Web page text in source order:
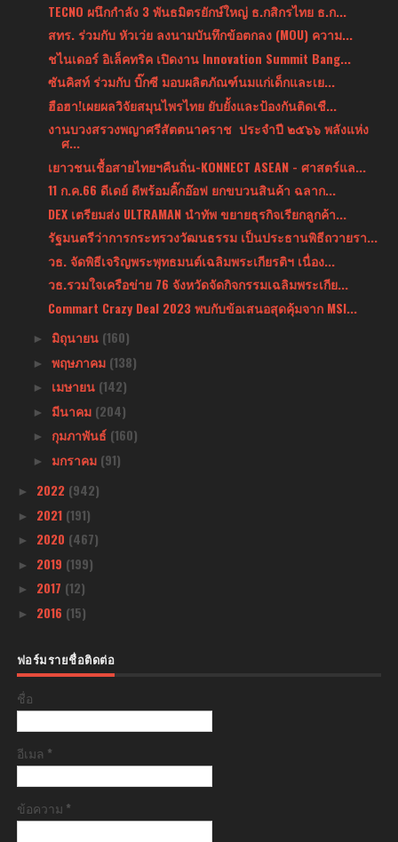
TECNO ผนึกกำลัง 3 พันธมิตรยักษ์ใหญ่ ธ.กสิกรไทย ธ.ก...
สทร. ร่วมกับ หัวเว่ย ลงนามบันทึกข้อตกลง (MOU) ความ...
ชไนเดอร์ อิเล็คทริค เปิดงาน Innovation Summit Bang...
ซันคิสท์ ร่วมกับ บิ๊กซี มอบผลิตภัณฑ์นมแก่เด็กและเย...
ฮือฮา!เผยผลวิจัยสมุนไพรไทย ยับยั้งและป้องกันติดเชื...
งานบวงสรวงพญาศรีสัตตนาคราช ประจำปี ๒๕๖๖ พลังแห่ง
ศ...
เยาวชนเชื้อสายไทยฯคืนถิ่น-KONNECT ASEAN - ศาสตร์แล...
11 ก.ค.66 ดีเดย์ ดีพร้อมคิ๊กอ๊อฟ ยกขบวนสินค้า ฉลาก...
DEX เตรียมส่ง ULTRAMAN นำทัพ ขยายธุรกิจเรียกลูกค้า...
รัฐมนตรีว่าการกระทรวงวัฒนธรรม เป็นประธานพิธีถวายรา...
วธ. จัดพิธีเจริญพระพุทธมนต์เฉลิมพระเกียรติฯ เนื่อง...
วธ.รวมใจเครือข่าย 76 จังหวัดจัดกิจกรรมเฉลิมพระเกีย...
Commart Crazy Deal 2023 พบกับข้อเสนอสุดคุ้มจาก MSI...
► มิถุนายน (160)
► พฤษภาคม (138)
► เมษายน (142)
► มีนาคม (204)
► กุมภาพันธ์ (160)
► มกราคม (91)
► 2022 (942)
► 2021 (191)
► 2020 (467)
► 2019 (199)
► 2017 (12)
► 2016 (15)
ฟอร์มรายชื่อติดต่อ
ชื่อ
อีเมล *
ข้อความ *